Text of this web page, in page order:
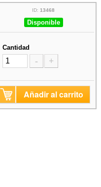
ID:13468
Disponible
Cantidad
- +
Añadir al carrito